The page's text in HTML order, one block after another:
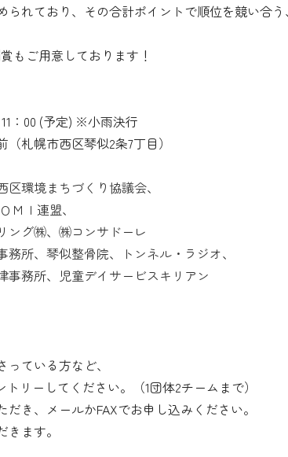
られており、その合計ポイントで順位を競い合
もご用意しております！
：00 (予定) ※小雨決行
札幌市西区琴似2条7丁目）
区環境まちづくり協議会、
ＭＩ連盟、
ング㈱、 ㈱コンサドーレ
務所、 琴似整骨院、 トンネル・ラジオ、
事務所、 児童デイサービスキリアン
ている方など、
リーしてください。（1団体2チームまで）
き、メールかFAXでお申し込みください。
ます。